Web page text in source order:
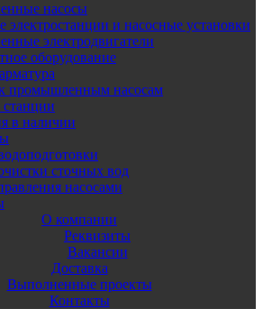
насосы
электростанции и насосные установки
электродвигатели
оборудование
промышленным насосам
в наличии
сточных вод
насосами
О компании
Реквизиты
Вакансии
Доставка
Выполненные проекты
Контакты